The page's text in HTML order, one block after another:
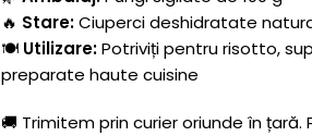
🔥 Stare:Ciuperci deshidratate
🍽️ Utilizare:Potriviți pentru risotto,
preparate haute cuisine
🚚 Trimitem prin curier oriunde în